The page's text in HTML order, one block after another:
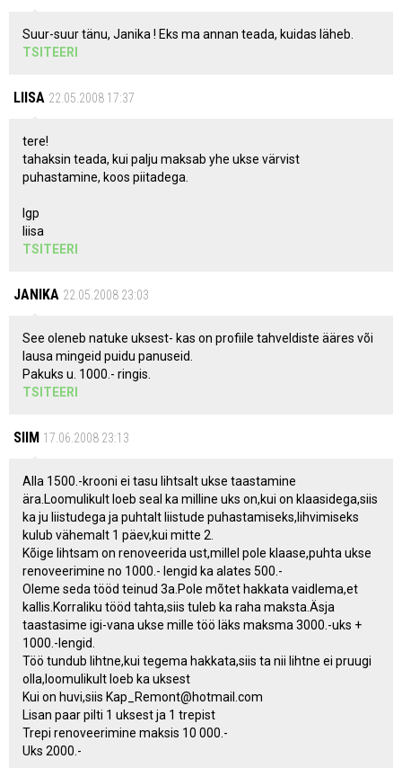
Suur-suur tänu, Janika ! Eks ma annan teada, kuidas läheb.
TSITEERI
LIISA 22.05.2008 17:37
tere!
tahaksin teada, kui palju maksab yhe ukse värvist
puhastamine, koos piitadega.
lgp
liisa
TSITEERI
JANIKA 22.05.2008 23:03
See oleneb natuke uksest- kas on profiile tahveldiste ääres või
lausa mingeid puidu panuseid.
Pakuks u. 1000.- ringis.
TSITEERI
SIIM 17.06.2008 23:13
Alla 1500.-krooni ei tasu lihtsalt ukse taastamine
ära.Loomulikult loeb seal ka milline uks on,kui on klaasidega,siis
ka ju liistudega ja puhtalt liistude puhastamiseks,lihvimiseks
kulub vähemalt 1 päev,kui mitte 2.
Kõige lihtsam on renoveerida ust,millel pole klaase,puhta ukse
renoveerimine no 1000.- lengid ka alates 500.-
Oleme seda tööd teinud 3a.Pole mõtet hakkata vaidlema,et
kallis.Korraliku tööd tahta,siis tuleb ka raha maksta.Äsja
taastasime igi-vana ukse mille töö läks maksma 3000.-uks +
1000.-lengid.
Töö tundub lihtne,kui tegema hakkata,siis ta nii lihtne ei pruugi
olla,loomulikult loeb ka uksest
Kui on huvi,siis Kap_Remont@hotmail.com
Lisan paar pilti 1 uksest ja 1 trepist
Trepi renoveerimine maksis 10 000.-
Uks 2000.-